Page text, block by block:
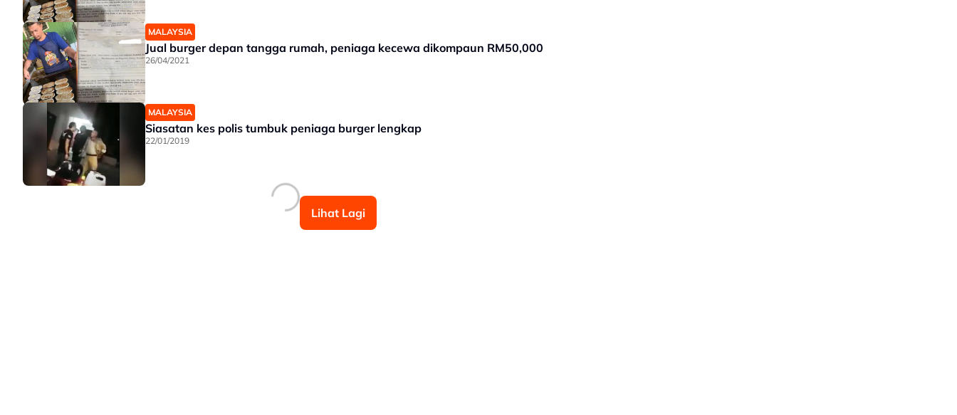
MALAYSIA
Jual burger depan tangga rumah, peniaga kecewa dikompaun RM50,000
26/04/2021
MALAYSIA
Siasatan kes polis tumbuk peniaga burger lengkap
22/01/2019
Lihat Lagi